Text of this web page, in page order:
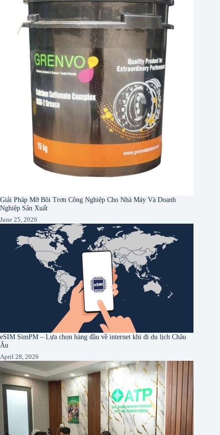
Giải Pháp Mỡ Bôi Trơn Công Nghiệp Cho Nhà Máy Và Doanh
Nghiệp Sản Xuất
June 25, 2026
eSIM SimPM – Lựa chọn hàng đầu về internet khi đi du lịch Châu
Âu
April 28, 2026